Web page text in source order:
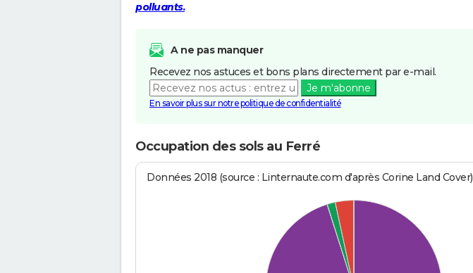
polluants.
A ne pas manquer
Recevez nos astuces et bons plans directement par e-mail.
Je m'abonne
En savoir plus sur notre politique de confidentialité
Occupation des sols au Ferré
Données 2018 (source : Linternaute.com d'après Corine Land Cover)